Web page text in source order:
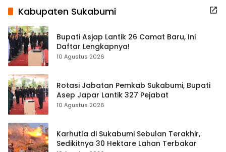
Kabupaten Sukabumi
Bupati Asjap Lantik 26 Camat Baru, Ini
Daftar Lengkapnya!
10 Agustus 2026
Rotasi Jabatan Pemkab Sukabumi, Bupati
Asep Japar Lantik 327 Pejabat
10 Agustus 2026
Karhutla di Sukabumi Sebulan Terakhir,
Sedikitnya 30 Hektare Lahan Terbakar